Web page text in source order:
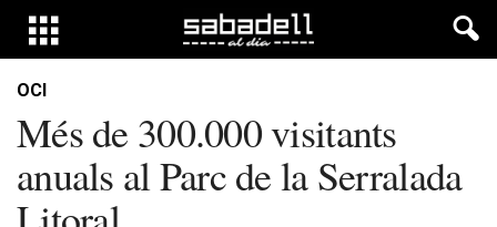
OCI
Més de 300.000 visitants
anuals al Parc de la Serralada